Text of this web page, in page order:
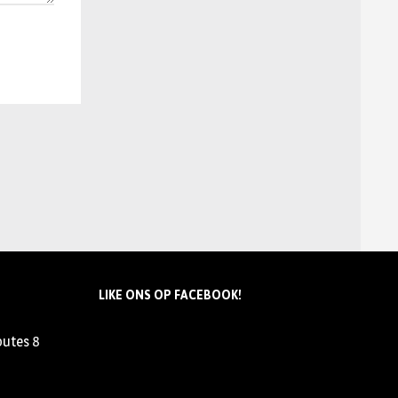
8
LIKE ONS OP FACEBOOK!